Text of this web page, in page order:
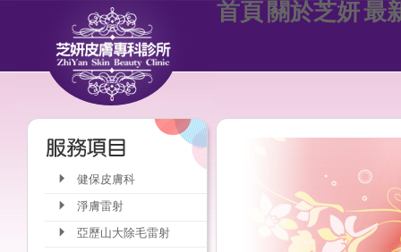
首頁 關於芝妍最
健保皮膚科
淨膚雷射
亞歷山大除毛雷射